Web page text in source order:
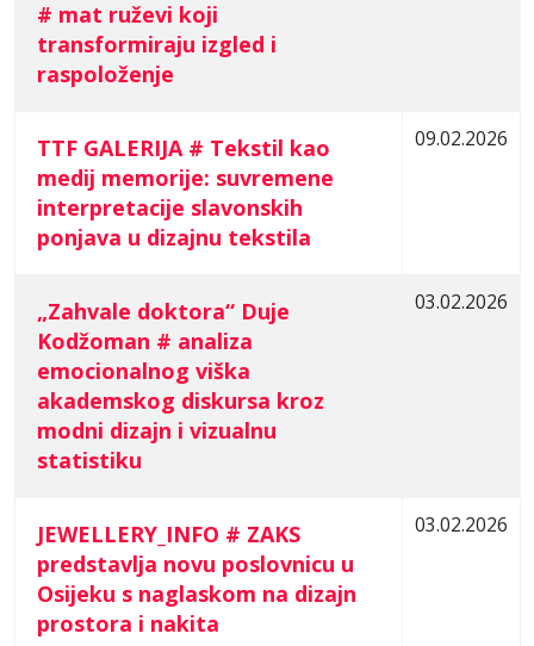
# mat ruževi koji
transformiraju izgled i
raspoloženje
TTF GALERIJA # Tekstil kao
medij memorije: suvremene
interpretacije slavonskih
ponjava u dizajnu tekstila
09.02.2026
„Zahvale doktora“ Duje
Kodžoman # analiza
emocionalnog viška
akademskog diskursa kroz
modni dizajn i vizualnu
statistiku
03.02.2026
JEWELLERY_INFO # ZAKS
predstavlja novu poslovnicu u
Osijeku s naglaskom na dizajn
prostora i nakita
03.02.2026